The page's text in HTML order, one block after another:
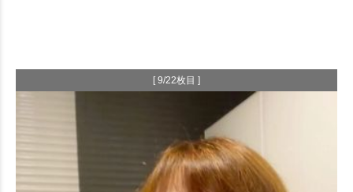
[ 9/22枚目 ]